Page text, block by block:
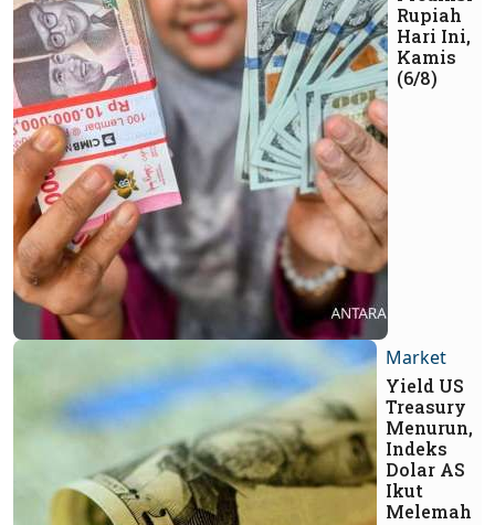
Rupiah
Hari Ini,
Kamis
(6/8)
Market
Yield US
Treasury
Menurun,
Indeks
Dolar AS
Ikut
Melemah